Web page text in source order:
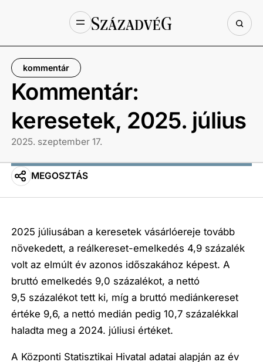
kommentár
Kommentár:
keresetek, 2025. július
2025. szeptember 17.
MEGOSZTÁS
2025 júliusában a keresetek vásárlóereje tovább
növekedett, a reálkereset-emelkedés 4,9 százalék
volt az elmúlt év azonos időszakához képest. A
bruttó emelkedés 9,0 százalékot, a nettó
9,5 százalékot tett ki, míg a bruttó mediánkereset
értéke 9,6, a nettó medián pedig 10,7 százalékkal
haladta meg a 2024. júliusi értéket.
A Központi Statisztikai Hivatal adatai alapján az év